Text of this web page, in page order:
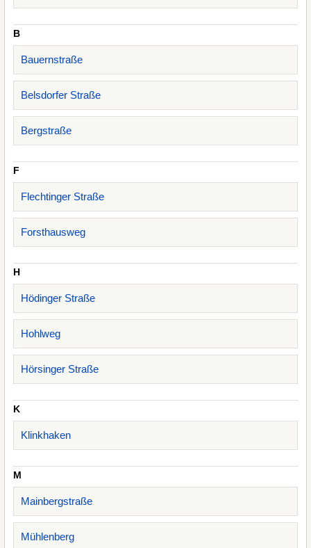
B
Bauernstraße
Belsdorfer Straße
Bergstraße
F
Flechtinger Straße
Forsthausweg
H
Hödinger Straße
Hohlweg
Hörsinger Straße
K
Klinkhaken
M
Mainbergstraße
Mühlenberg